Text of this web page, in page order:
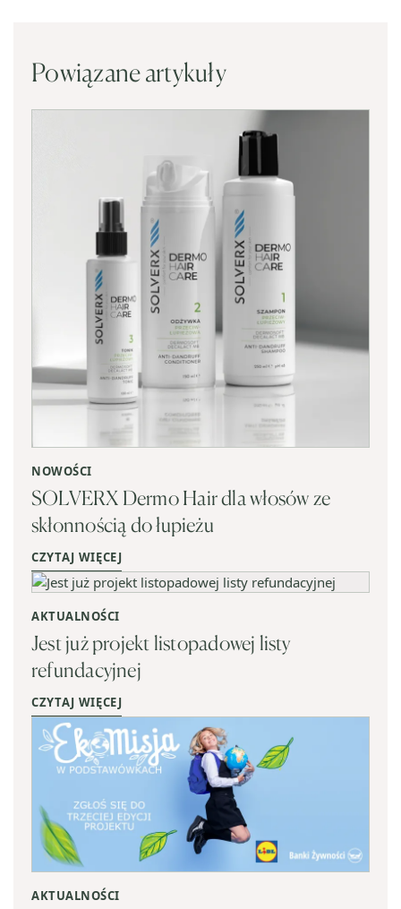
Powiązane artykuły
NOWOŚCI
SOLVERX Dermo Hair dla włosów ze
skłonnością do łupieżu
CZYTAJ WIĘCEJ
AKTUALNOŚCI
Jest już projekt listopadowej listy
refundacyjnej
CZYTAJ WIĘCEJ
AKTUALNOŚCI